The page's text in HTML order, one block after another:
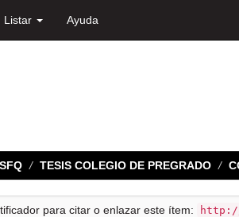
Listar Ayuda
TESIS COLEGIO DE PREGRADO
para citar o enlazar este ítem: